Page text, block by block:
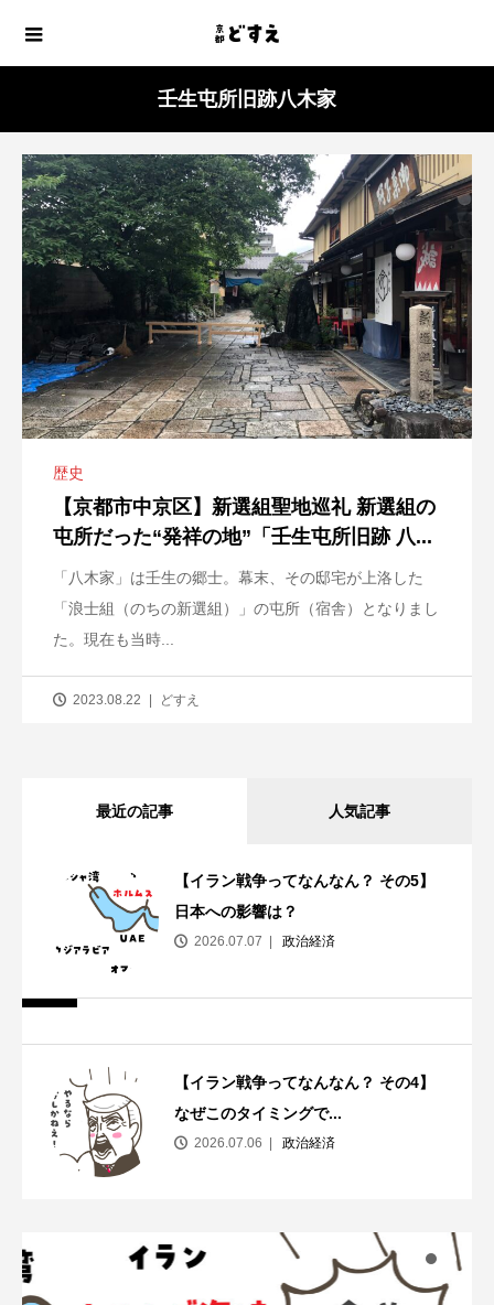
壬生屯所旧跡八木家
歴史
【京都市中京区】新選組聖地巡礼 新選組の
屯所だった“発祥の地”「壬生屯所旧跡 八...
「八木家」は壬生の郷士。幕末、その邸宅が上洛した
「浪士組（のちの新選組）」の屯所（宿舎）となりまし
た。現在も当時...
2023.08.22 どすえ
最近の記事 人気記事
【イラン戦争ってなんなん？ その5】
日本への影響は？
2026.07.07 政治経済
【イラン戦争ってなんなん？ その4】
なぜこのタイミングで...
2026.07.06 政治経済